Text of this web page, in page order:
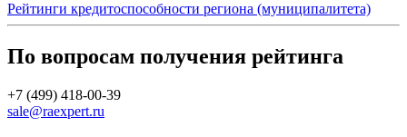
Рейтинги кредитоспособности региона (муниципалитета)
По вопросам получения рейтинга
+7 (499) 418-00-39
sale@raexpert.ru